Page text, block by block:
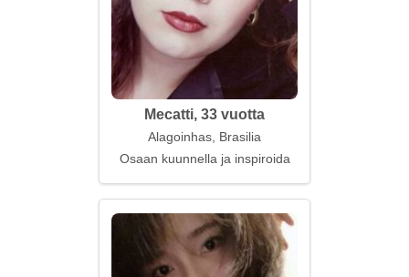
Mecatti, 33 vuotta
Alagoinhas, Brasilia
Osaan kuunnella ja inspiroida